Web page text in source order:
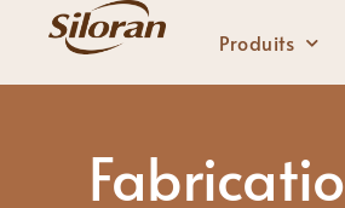
Produits